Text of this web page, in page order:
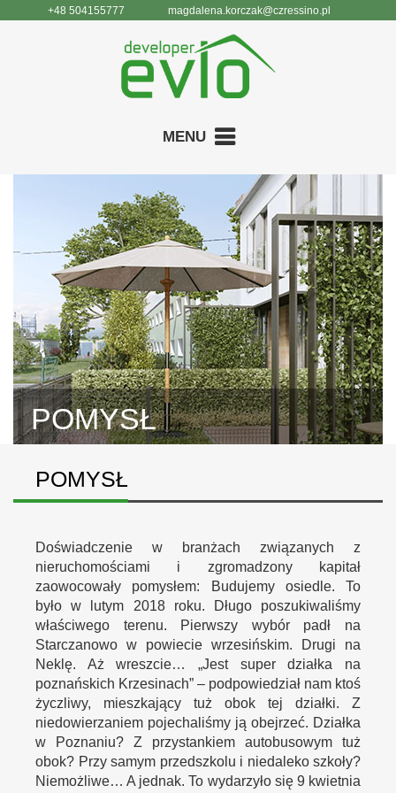
+48 504155777 magdalena.korczak@czressino.pl
MENU
POMYSŁ
POMYSŁ
Doświadczenie w branżach związanych z
nieruchomościami i zgromadzony kapitał
zaowocowały pomysłem: Budujemy osiedle. To
było w lutym 2018 roku. Długo poszukiwaliśmy
właściwego terenu. Pierwszy wybór padł na
Starczanowo w powiecie wrzesińskim. Drugi na
Neklę. Aż wreszcie… „Jest super działka na
poznańskich Krzesinach” – podpowiedział nam ktoś
życzliwy, mieszkający tuż obok tej działki. Z
niedowierzaniem pojechaliśmy ją obejrzeć. Działka
w Poznaniu? Z przystankiem autobusowym tuż
obok? Przy samym przedszkolu i niedaleko szkoły?
Niemożliwe… A jednak. To wydarzyło się 9 kwietnia